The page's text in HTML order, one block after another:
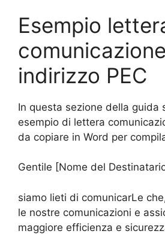
Esempio
comunicazione
indirizzo PEC
In questa sezione della guida
esempio di lettera
da copiare in Word per
Gentile [Nome del
siamo lieti di comunicarLe
le nostre comunicazioni e
maggiore efficienza e